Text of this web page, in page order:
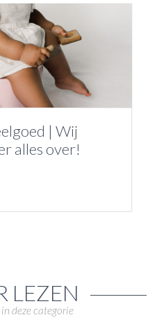
| Wij
alles over!
LEZEN
deze categorie